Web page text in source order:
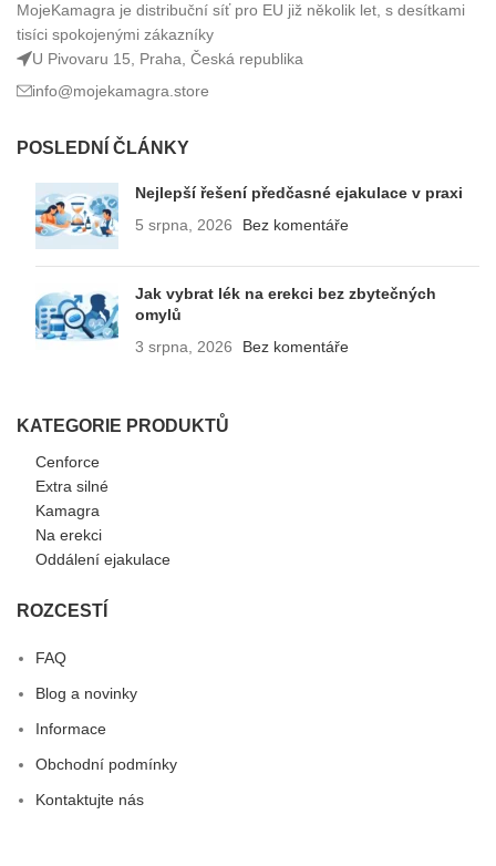
MojeKamagra je distribuční síť pro EU již několik let, s desítkami
tisíci spokojenými zákazníky
U Pivovaru 15, Praha, Česká republika
info@mojekamagra.store
POSLEDNÍ ČLÁNKY
Nejlepší řešení předčasné ejakulace v praxi
5 srpna, 2026
Bez komentáře
Jak vybrat lék na erekci bez zbytečných
omylů
3 srpna, 2026
Bez komentáře
KATEGORIE PRODUKTŮ
Cenforce
Extra silné
Kamagra
Na erekci
Oddálení ejakulace
ROZCESTÍ
FAQ
Blog a novinky
Informace
Obchodní podmínky
Kontaktujte nás